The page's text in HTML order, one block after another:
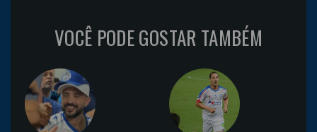
VOCÊ PODE GOSTAR TAMBÉM